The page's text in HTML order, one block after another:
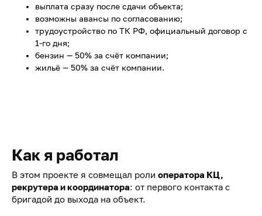
выплата сразу после сдачи объекта;
возможны авансы по согласованию;
трудоустройство по ТК РФ, официальный договор с
1-го дня;
бензин — 50% за счёт компании;
жильё — 50% за счёт компании.
Как я работал
В этом проекте я совмещал роли оператора КЦ,
рекрутера и координатора: от первого контакта с
бригадой до выхода на объект.